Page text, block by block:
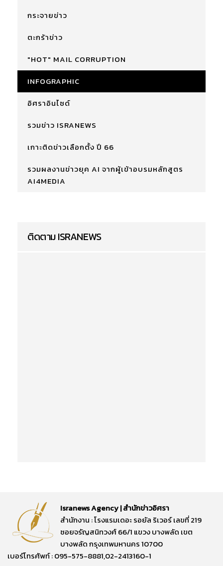
กระจายข่าว
ตะกร้าข่าว
"HOT" MAIL CORRUPTION
INFOGRAPHIC
อิศราอินไซด์
รวมข่าว ISRANEWS
เกาะติดข่าวเลือกตั้ง ปี 66
รวมผลงานข่าวยุค AI จากผู้เข้าอบรมหลักสูตร
AI4MEDIA
ติดตาม ISRANEWS
Isranews Agency | สำนักข่าวอิศรา
สำนักงาน : โรงแรมเดอะ รอยัล ริเวอร์ เลขที่ 219
ซอยจรัญสนิทวงศ์ 66/1 แขวง บางพลัด เขต
บางพลัด กรุงเทพมหานคร 10700
เบอร์โทรศัพท์ : 095-575-8881,02-2413160-1